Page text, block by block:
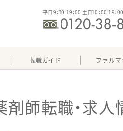
平日9：30-19：00 土日10：00-19：00
転職ガイド ファルマ
剤師転職・求人